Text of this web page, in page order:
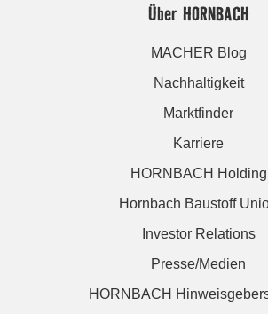
Über HORNBACH
MACHER Blog
Nachhaltigkeit
Marktfinder
Karriere
HORNBACH Holding
Hornbach Baustoff
Investor Relations
Presse/Medien
HORNBACH